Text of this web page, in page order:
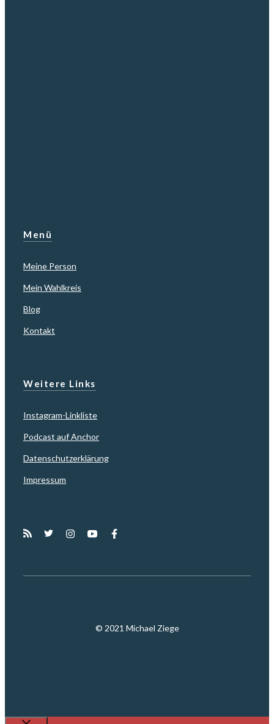
Menü
Meine Person
Mein Wahlkreis
Blog
Kontakt
Weitere Links
Instagram-Linkliste
Podcast auf Anchor
Datenschutzerklärung
Impressum
© 2021 Michael Ziege